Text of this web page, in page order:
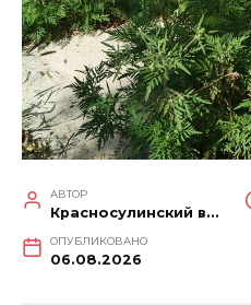
АВТОР
Красносулинский вестник
ОПУБЛИКОВАНО
06.08.2026